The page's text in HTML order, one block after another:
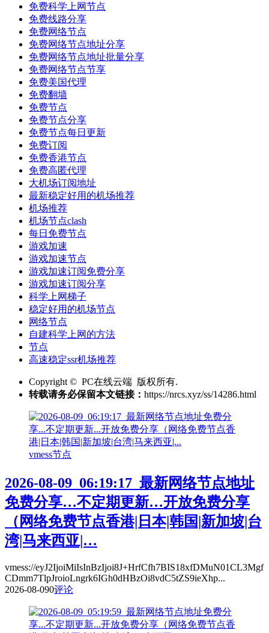
免费科学上网节点
免费线路分享
免费网络节点
免费网络节点地址分享
免费网络节点地址批量分享
免费网络节点节享
免费美国代理
免费翻墙
免费节点
免费节点分享
免费节点每日更新
免费订阅
免费香港节点
免费高匿代理
大机场订阅地址
最新稳定好用的机场推荐
机场推荐
机场节点clash
每日免费节点
游戏加速
游戏加速节点
游戏加速订阅免费分享
游戏加速订阅分享
科学上网梯子
稳定好用的机场节点
网络节点
自建科学上网的方法
节点
高速稳定ssr机场推荐
Copyright © PC在线云端 版权所有.
转载请务必保留本文链接： https://nrcs.xyz/ss/14286.html
vmess节点
2026-08-09_06:19:17_最新网络节点地址
免费分享…不定期更新…开放免费分享
（网络免费节点香港|日本|韩国|新加坡|台
湾|马来西亚|…
vmess://eyJ2IjoiMiIsInBzIjoi8J+HrfCfh7BIS18xfDMuN01CL3Mgf
CDmm7TlpJroioLngrk6IGh0dHBzOi8vdC5tZS9ieXhp...
2026-08-090评论